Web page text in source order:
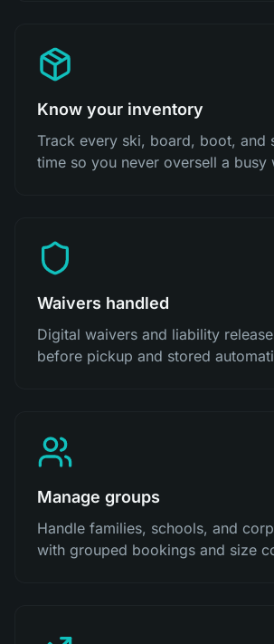
Know your inventory
Track every ski, board, boot, and
time so you never oversell a busy
Waivers handled
Digital waivers and liability
before pickup and stored
Manage groups
Handle families, schools, and
with grouped bookings and size